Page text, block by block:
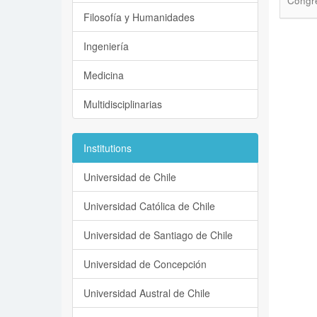
Filosofía y Humanidades
Ingeniería
Medicina
Multidisciplinarias
Institutions
Universidad de Chile
Universidad Católica de Chile
Universidad de Santiago de Chile
Universidad de Concepción
Universidad Austral de Chile